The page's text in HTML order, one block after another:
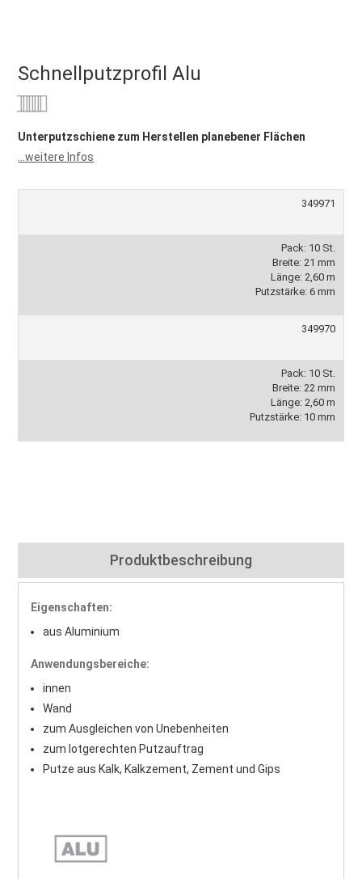
Schnellputzprofil Alu
Bewertung:
Unterputzschiene zum Herstellen planebener Flächen
...weitere Infos
349971
Pack: 10 St.
Breite: 21 mm
Länge: 2,60 m
Putzstärke: 6 mm
349970
Pack: 10 St.
Breite: 22 mm
Länge: 2,60 m
Putzstärke: 10 mm
Produktbeschreibung
Eigenschaften:
aus Aluminium
Anwendungsbereiche:
innen
Wand
zum Ausgleichen von Unebenheiten
zum lotgerechten Putzauftrag
Putze aus Kalk, Kalkzement, Zement und Gips